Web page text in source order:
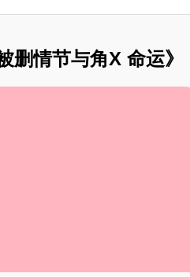
删情节与角X 命运》